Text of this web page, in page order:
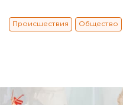
Происшествия Общество